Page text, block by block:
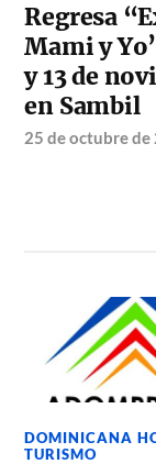
Regresa
Mami y
y 13 de
en Sambil
25 de octubre de
DOMINICANA
TURISMO